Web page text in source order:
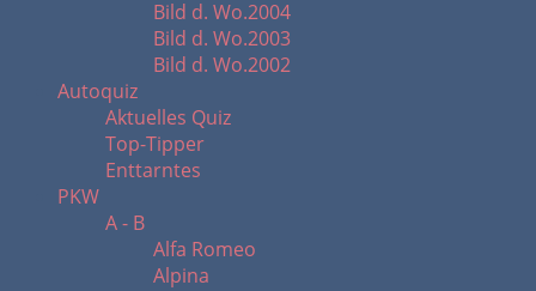
Bild d. Wo.2004
Bild d. Wo.2003
Bild d. Wo.2002
Autoquiz
Aktuelles Quiz
Top-Tipper
Enttarntes
PKW
A - B
Alfa Romeo
Alpina